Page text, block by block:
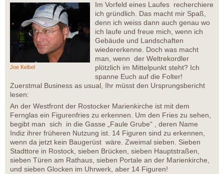
Joe Kelbel
Im Vorfeld eines Laufes recherchiere
ich gründlich. Das macht mir Spaß,
denn ich weiss dann auch genau wo
ich laufe und freue mich, wenn ich
Gebäude und Landschaften
wiedererkenne. Doch was macht
man, wenn der Weltrekordler
plötzlich im Mittelpunkt steht? Ich
spanne Euch auf die Folter!
Zuerstmal Business as usual, Ihr müsst den Ursprungsbericht
lesen:
An der Westfront der Rostocker Marienkirche ist mit dem
Fernglas ein Figurenfries zu erkennen. Um den Fries zu sehen,
begibt man sich in die Gasse „Faule Grube“ , deren Name
Indiz ihrer früheren Nutzung ist. 14 Figuren sind zu erkennen,
wenn da jetzt kein Baugerüst wäre. Zweimal sieben. Sieben
Stadttore in Rostock, sieben Brücken, sieben Hauptstraßen,
sieben Türen am Rathaus, sieben Portale an der Marienkirche,
und sieben Glocken im Uhrwerk, aber 14 Figuren!